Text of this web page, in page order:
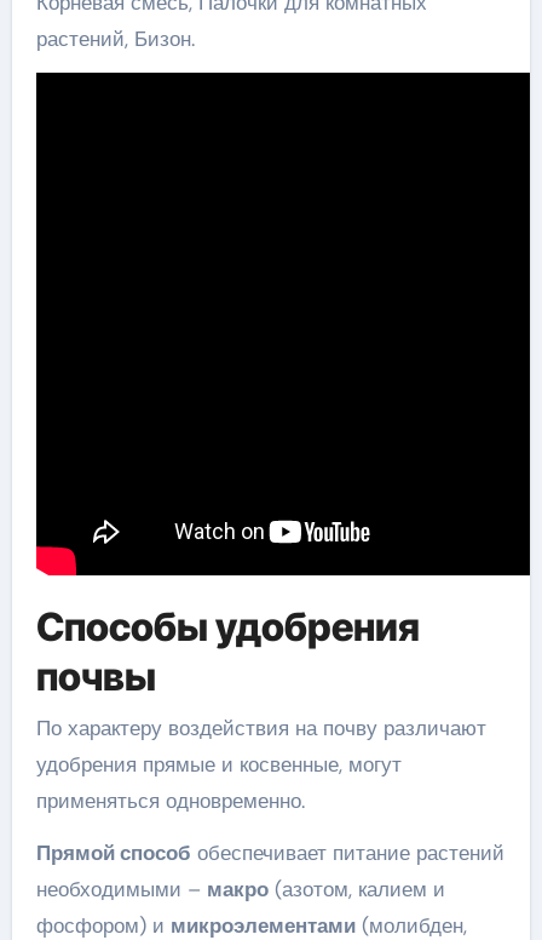
растений, Бизон.
Способы удобрения
почвы
По характеру воздействия на почву различают
удобрения прямые и косвенные, могут
применяться одновременно.
Прямой способ обеспечивает питание растений
необходимыми – макро(азотом, калием и
фосфором) и микроэлементами(молибден,